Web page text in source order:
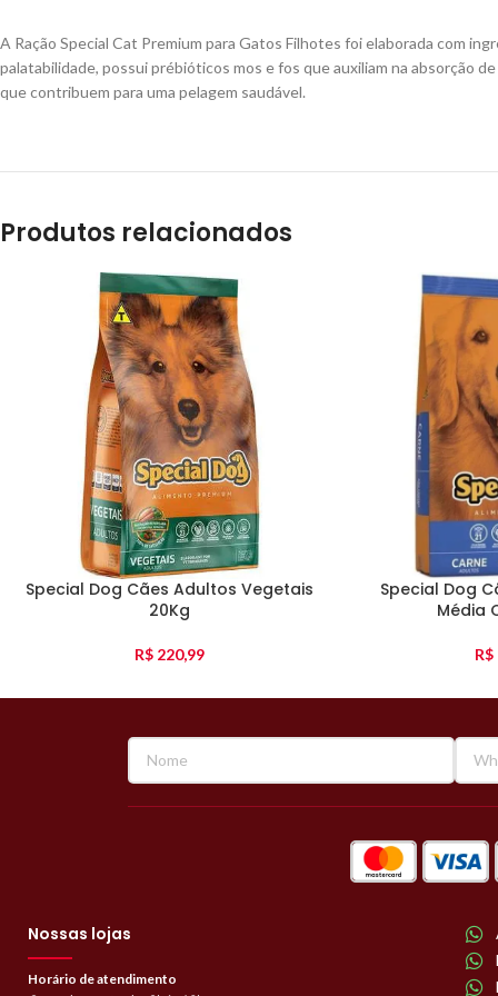
A Ração Special Cat Premium para Gatos Filhotes foi elaborada com
palatabilidade, possui prébióticos mos e fos que auxiliam na absorção
que contribuem para uma pelagem saudável.
Produtos relacionados
Special Dog Cães Adultos Vegetais
20Kg
R$ 220,99
Special Dog
Média
R$
Nossas lojas
Horário de atendimento